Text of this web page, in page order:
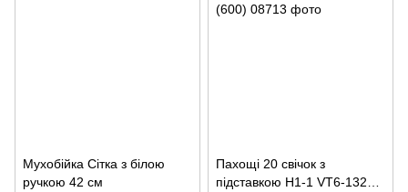
Мухобійка Сітка з білою
ручкою 42 см
Пахощі 20 свічок з
підставкою H1-1 VT6-13265